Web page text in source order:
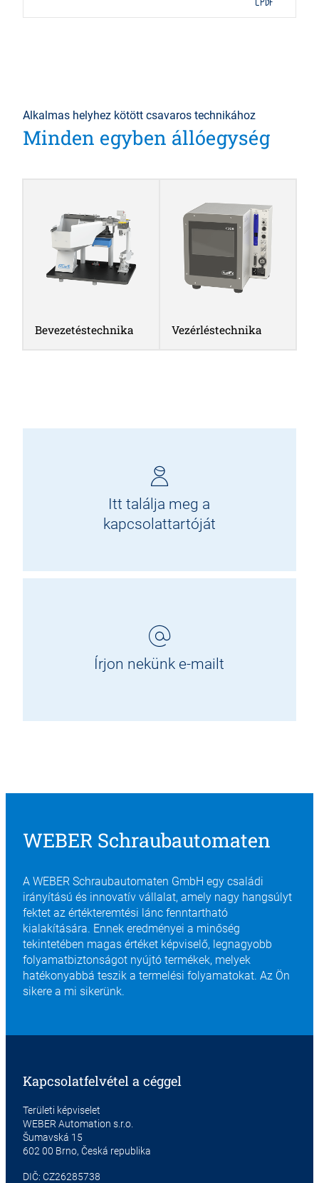
Alkalmas helyhez kötött csavaros technikához
Minden egyben állóegység
Bevezetéstechnika Vezérléstechnika
Itt találja meg a
kapcsolattartóját
Írjon nekünk e-mailt
WEBER Schraubautomaten
A WEBER Schraubautomaten GmbH egy családi
irányítású és innovatív vállalat, amely nagy hangsúlyt
fektet az értékteremtési lánc fenntartható
kialakítására. Ennek eredményei a minőség
tekintetében magas értéket képviselő, legnagyobb
folyamatbiztonságot nyújtó termékek, melyek
hatékonyabbá teszik a termelési folyamatokat. Az Ön
sikere a mi sikerünk.
Kapcsolatfelvétel a céggel
Területi képviselet
WEBER Automation s.r.o.
Šumavská 15
602 00 Brno, Česká republika
DIČ: CZ26285738